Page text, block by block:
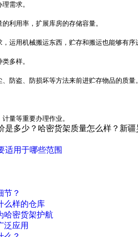
需求。
利用率，扩展库房的存储容量。
运用机械搬运东西，贮存和搬运也能够有序
多样。
防盗、防损坏等方法来前进贮存物品的质量
量等重要办理作业。
多少？哈密货架质量怎么样？新
适用于哪些范围
节？
么样的仓库
哈密货架护航
泛应用